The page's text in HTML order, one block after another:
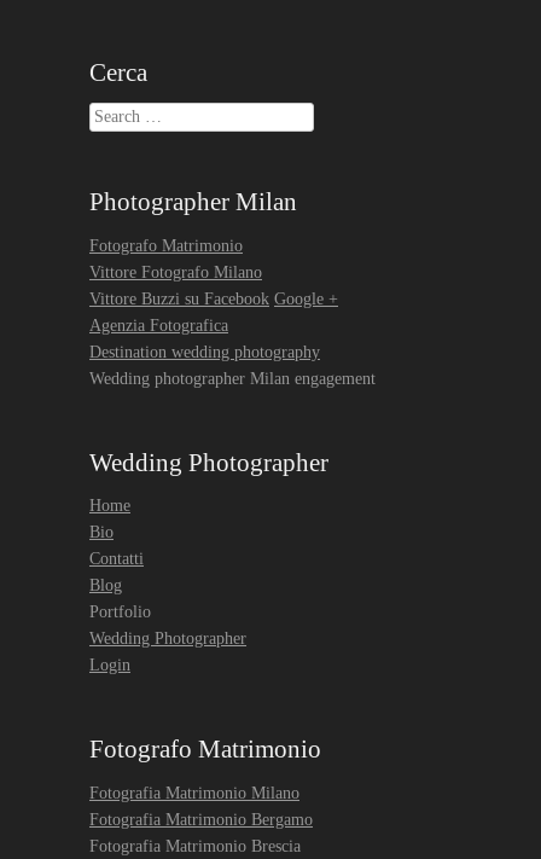
Cerca
Search
Photographer Milan
Fotografo Matrimonio
Vittore Fotografo Milano
Vittore Buzzi su Facebook Google +
Agenzia Fotografica
Destination wedding photography
Wedding photographer Milan engagement
Wedding Photographer
Home
Bio
Contatti
Blog
Portfolio
Wedding Photographer
Login
Fotografo Matrimonio
Fotografia Matrimonio Milano
Fotografia Matrimonio Bergamo
Fotografia Matrimonio Brescia